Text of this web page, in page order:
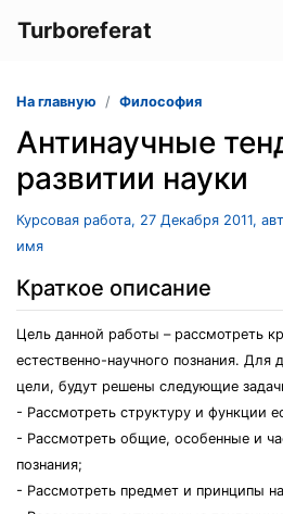
Turboreferat
На главную Философия
Антинаучные
развитии науки
Курсовая работа, 27 Декабря 2011,
имя
Краткое описание
Цель данной работы – рассмотреть
естественно-научного познания. Для
цели, будут решены следующие
- Рассмотреть структуру и функции
- Рассмотреть общие, особенные и
познания;
- Рассмотреть предмет и принципы